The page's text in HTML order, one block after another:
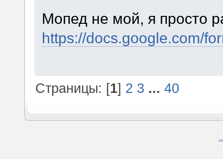
Мопед не мой, я просто
https://docs.google.com/
Страницы: [1] 2 3 ...40